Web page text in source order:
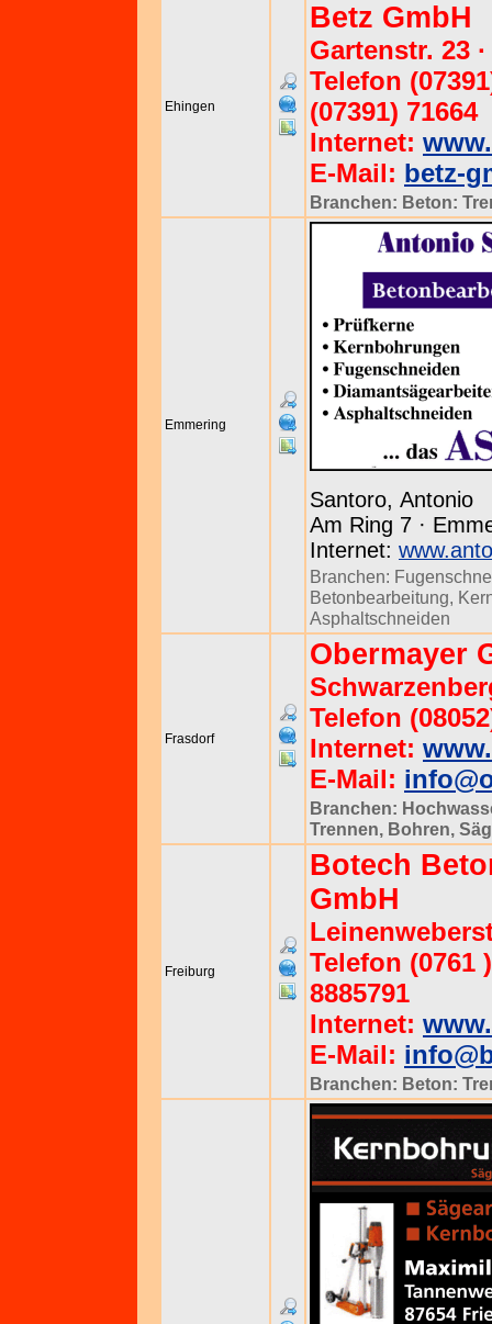
Ehingen
Betz GmbH
Gartenstr. 23
Telefon
(07391) 71664
Internet:
E-Mail: betz-
Branchen: Beton:
Emmering
Santoro, Antonio
Am Ring 7 ·
Internet:
Branchen:
Betonbearbeitung,
Asphaltschneiden
Frasdorf
Obermayer
Telefon
Internet:
E-Mail:
Branchen:
Trennen, Bohren,
Freiburg
Botech
GmbH
Telefon (0761
8885791
Internet:
E-Mail:
Branchen: Beton: